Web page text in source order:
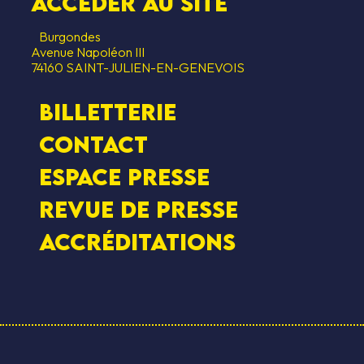
SOUTIENS
Burgondes
Avenue Napoléon III
74160 SAINT-JULIEN-EN-GENEVOIS
Billetterie
Contact
Espace presse
Revue de presse
Accréditations